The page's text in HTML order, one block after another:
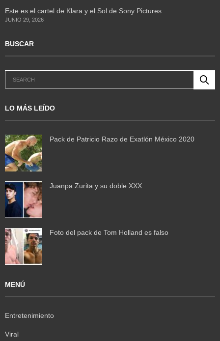
Este es el cartel de Klara y el Sol de Sony Pictures
JUNIO 29, 2026
BUSCAR
LO MÁS LEÍDO
Pack de Patricio Razo de Exatlón México 2020
Juanpa Zurita y su doble XXX
Foto del pack de Tom Holland es falso
MENÚ
Entretenimiento
Viral